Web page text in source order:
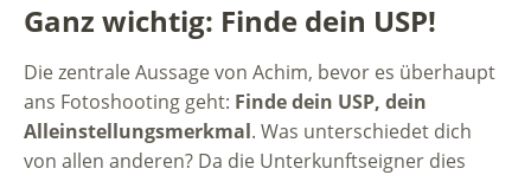
Ganz wichtig: Finde dein USP!
Die zentrale Aussage von Achim, bevor es überhaupt
ans Fotoshooting geht: Finde dein USP, dein
Alleinstellungsmerkmal. Was unterschiedet dich
von allen anderen? Da die Unterkunftseigner dies